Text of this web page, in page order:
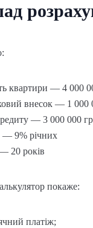
квартири — 4 000
внесок — 1 000
— 3 000 000
— 9% річних
20 років
покаже:
платіж;